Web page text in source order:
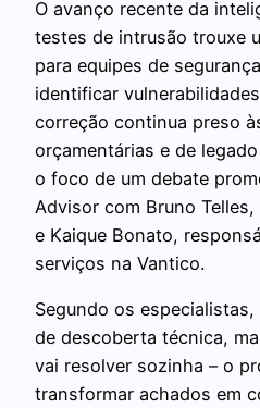
O avanço recente da
testes de intrusão trouxe
para equipes de
identificar
correção continua preso
orçamentárias e de
o foco de um debate
Advisor com Bruno
e Kaique Bonato,
serviços na Vantico.
Segundo os especialistas,
de descoberta técnica,
vai resolver sozinha – o
transformar achados em